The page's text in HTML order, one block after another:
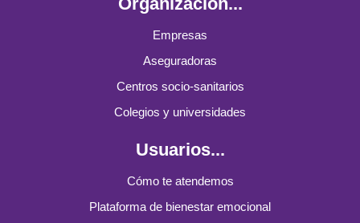
Empresas
Aseguradoras
Centros socio-sanitarios
Colegios y universidades
Usuarios...
Cómo te atendemos
Plataforma de bienestar emocional